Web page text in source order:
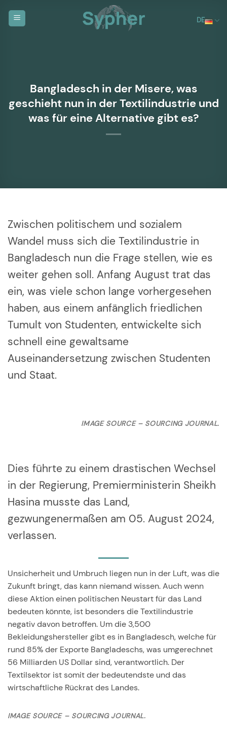
Inhalt
DE
Bangladesch in der Misere, was
geschieht nun in der Textilindustrie und
was für eine Alternative gibt es?
Zwischen politischem und sozialem
Wandel muss sich die Textilindustrie in
Bangladesch nun die Frage stellen, wie es
weiter gehen soll. Anfang August trat das
ein, was viele schon lange vorhergesehen
haben, aus einem anfänglich friedlichen
Tumult von Studenten, entwickelte sich
schnell eine gewaltsame
Auseinandersetzung zwischen Studenten
und Staat.
IMAGE SOURCE – SOURCING JOURNAL.
Dies führte zu einem drastischen Wechsel
in der Regierung, Premierministerin Sheikh
Hasina musste das Land,
gezwungenermaßen am 05. August 2024,
verlassen.
Unsicherheit und Umbruch liegen nun in der Luft, was die
Zukunft bringt, das kann niemand wissen. Auch wenn
diese Aktion einen politischen Neustart für das Land
bedeuten könnte, ist besonders die Textilindustrie
negativ davon betroffen. Um die 3,500
Bekleidungshersteller gibt es in Bangladesch, welche für
rund 85% der Exporte Bangladeschs, was umgerechnet
56 Milliarden US Dollar sind, verantwortlich. Der
Textilsektor ist somit der bedeutendste und das
wirtschaftliche Rückrat des Landes.
IMAGE SOURCE – SOURCING JOURNAL.